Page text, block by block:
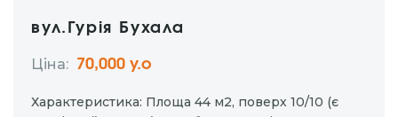
вул.Гурія Бухала
Ціна: 70,000 у.о
Характеристика: Площа 44 м2, поверх 10/10 (є